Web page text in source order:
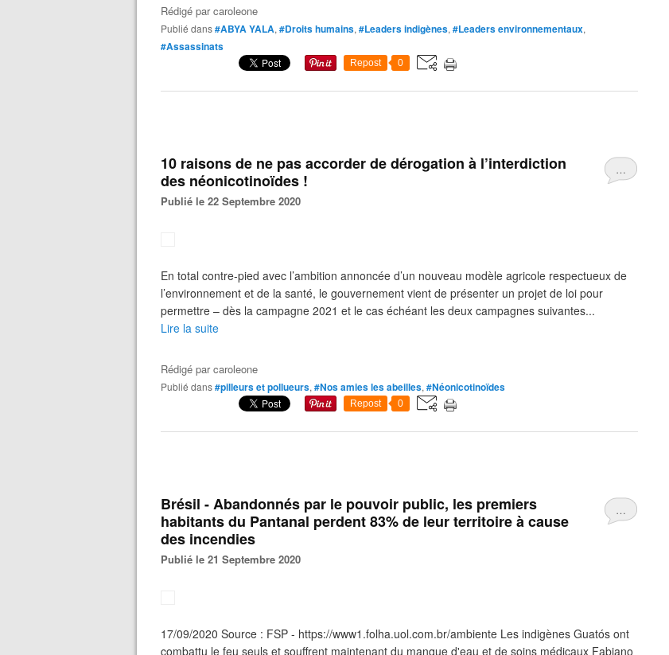
Rédigé parcaroleone
Publié dans#ABYA YALA, #Droits humains, #Leaders indigènes, #Leaders environnementaux,
#Assassinats
Repost 0
…
10 raisons de ne pas accorder de dérogation à l’interdiction
des néonicotinoïdes !
Publié le 22 Septembre 2020
En total contre-pied avec l’ambition annoncée d’un nouveau modèle agricole respectueux de
l’environnement et de la santé, le gouvernement vient de présenter un projet de loi pour
permettre – dès la campagne 2021 et le cas échéant les deux campagnes suivantes...
Lire la suite
Rédigé parcaroleone
Publié dans#pilleurs et pollueurs, #Nos amies les abeilles, #Néonicotinoïdes
Repost 0
…
Brésil - Abandonnés par le pouvoir public, les premiers
habitants du Pantanal perdent 83% de leur territoire à cause
des incendies
Publié le 21 Septembre 2020
17/09/2020 Source : FSP - https://www1.folha.uol.com.br/ambiente Les indigènes Guatós ont
combattu le feu seuls et souffrent maintenant du manque d'eau et de soins médicaux Fabiano